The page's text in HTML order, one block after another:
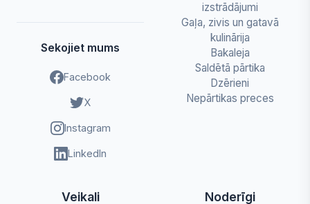
Sekojiet mums
Facebook
X
Instagram
LinkedIn
izstrādājumi
Gaļa, zivis un gatavā
kulinārija
Bakaleja
Saldētā pārtika
Dzērieni
Nepārtikas preces
Veikali Noderīgi